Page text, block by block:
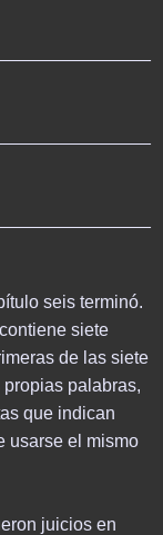
seis terminó.
siete
de las siete
palabras,
que indican
usarse el mismo
juicios en